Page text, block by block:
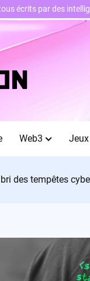
Web3
des tempêtes
écrits par des